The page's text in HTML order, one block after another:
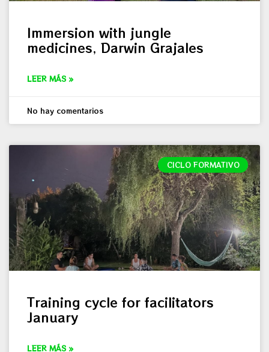
Immersion with jungle
medicines, Darwin Grajales
LEER MÁS »
No hay comentarios
CICLO FORMATIVO
Training cycle for facilitators
January
LEER MÁS »